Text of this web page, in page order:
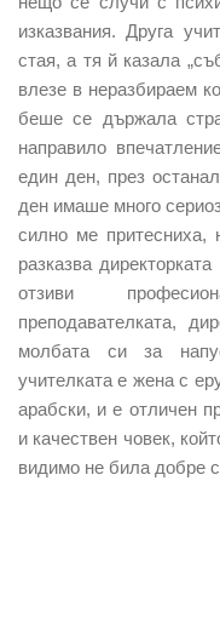
изказвания. Друга
стая, а тя й казала
влезе в неразбираем
беше се държала
направило
един ден, през
ден имаше много
силно ме притесниха,
разказва
отзиви
преподавателката,
молбата си за
учителката е жена с
арабски, и е отличен
и качествен човек,
видимо не била добре